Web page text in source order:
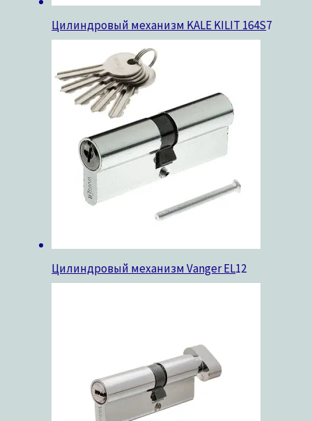
Цилиндровый механизм KALE KILIT 164S7
Цилиндровый механизм Vanger EL12